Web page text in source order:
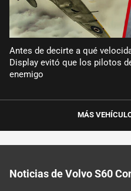
Antes de decirte a qué
Display evitó que los pilotos
enemigo
MÁS
Noticias de Volvo S60